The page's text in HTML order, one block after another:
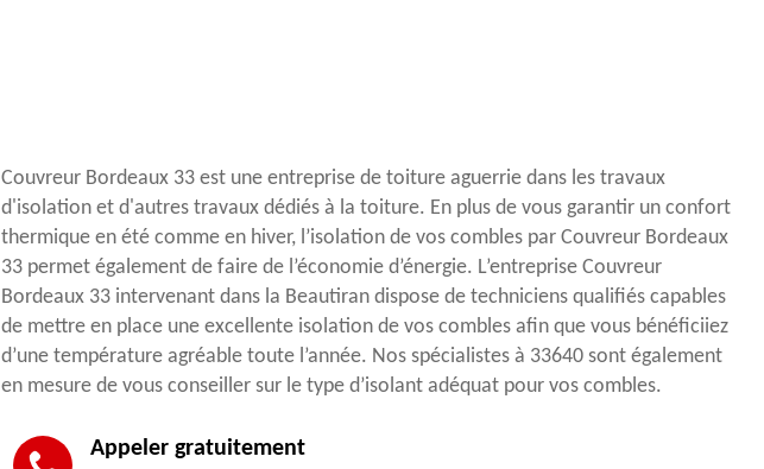
Couvreur Bordeaux 33 est une entreprise de toiture aguerrie dans les travaux
d'isolation et d'autres travaux dédiés à la toiture. En plus de vous garantir un confort
thermique en été comme en hiver, l’isolation de vos combles par Couvreur Bordeaux
33 permet également de faire de l’économie d’énergie. L’entreprise Couvreur
Bordeaux 33 intervenant dans la Beautiran dispose de techniciens qualifiés capables
de mettre en place une excellente isolation de vos combles afin que vous bénéficiiez
d’une température agréable toute l’année. Nos spécialistes à 33640 sont également
en mesure de vous conseiller sur le type d’isolant adéquat pour vos combles.
Appeler gratuitement